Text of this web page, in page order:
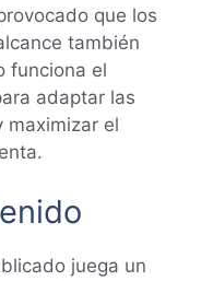
que los
también
funciona el
adaptar las
maximizar el
juega un